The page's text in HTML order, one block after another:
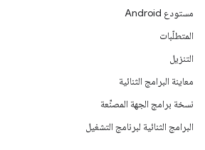
مستودع Android
المتطلّبات
التنزيل
معاينة البرامج الثنائية
نسخة برامج الجهة المصنِّعة
البرامج الثنائية لبرنامج التشغيل